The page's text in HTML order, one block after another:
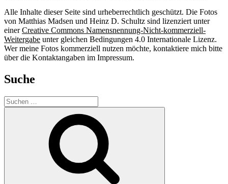
Alle Inhalte dieser Seite sind urheberrechtlich geschützt. Die Fotos
von Matthias Madsen und Heinz D. Schultz sind lizenziert unter
einerCreative Commons Namensnennung-Nicht-kommerziell-
Weitergabe unter gleichen Bedingungen 4.0 Internationale Lizenz.
Wer meine Fotos kommerziell nutzen möchte, kontaktiere mich bitte
über die Kontaktangaben im Impressum.
Suche
Suche
nach: